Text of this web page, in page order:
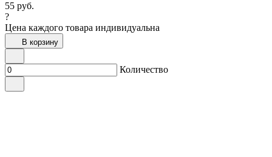
55 руб.
?
Цена каждого товара индивидуальна
В корзину
Количество